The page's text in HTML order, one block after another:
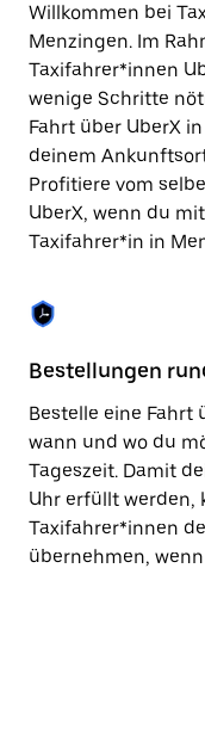
Datum
auszuwählen.
Drücke
die
Escape-
Taste,
um
den
Kalender
zu
schließen.
Willkommen bei
Menzingen. Im
Taxifahrer*innen
wenige Schritte
Fahrt über UberX
deinem
Profitiere vom
UberX, wenn du
Taxifahrer*in in
Bestellungen
Bestelle eine Fahrt
wann und wo du
Tageszeit. Damit
Uhr erfüllt werden,
Taxifahrer*innen
übernehmen,